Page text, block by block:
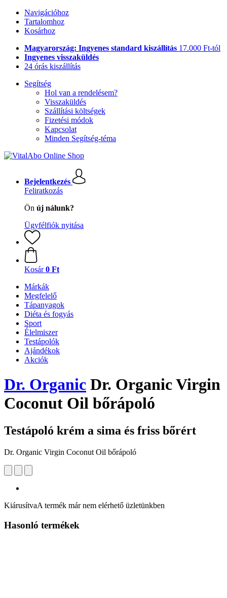
Navigációhoz
Tartalomhoz
Kosárhoz
Magyarország: Ingyenes standard kiszállítás 17.000 Ft-tól
Ingyenes visszaküldés
24 órás kiszállítás
Segítség
Hol van a rendelésem?
Visszaküldés
Szállítási költségek
Fizetési módok
Kapcsolat
Minden Segítség-téma
Bejelentkezés
Feliratkozás
Ön új nálunk?
Ügyfélfiók nyitása
Kosár 0 Ft
Márkák
Megfelelő
Tápanyagok
Diéta és fogyás
Sport
Élelmiszer
Testápolók
Ajándékok
Akciók
Dr. Organic Dr. Organic Virgin
Coconut Oil bőrápoló
Testápoló krém a sima és friss bőrért
Dr. Organic Virgin Coconut Oil bőrápoló
KiárusítvaA termék már nem elérhető üzletünkben
Hasonló termékek